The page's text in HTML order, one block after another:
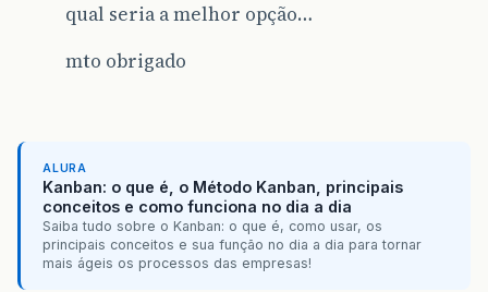
qual seria a melhor opção…
mto obrigado
ALURA
Kanban: o que é, o Método Kanban, principais
conceitos e como funciona no dia a dia
Saiba tudo sobre o Kanban: o que é, como usar, os
principais conceitos e sua função no dia a dia para tornar
mais ágeis os processos das empresas!